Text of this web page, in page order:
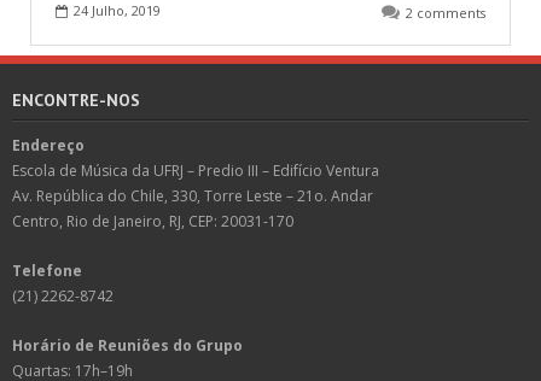
24 Julho, 2019 2 comments
ENCONTRE-NOS
Endereço
Escola de Música da UFRJ – Predio III – Edifício Ventura
Av. República do Chile, 330, Torre Leste – 21o. Andar
Centro, Rio de Janeiro, RJ, CEP: 20031-170
Telefone
(21) 2262-8742
Horário de Reuniões do Grupo
Quartas: 17h–19h